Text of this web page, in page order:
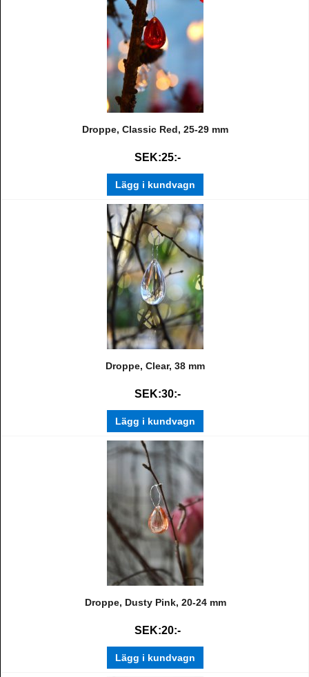
Droppe, Classic Red, 25-29 mm
SEK:25:-
Lägg i kundvagn
Droppe, Clear, 38 mm
SEK:30:-
Lägg i kundvagn
Droppe, Dusty Pink, 20-24 mm
SEK:20:-
Lägg i kundvagn